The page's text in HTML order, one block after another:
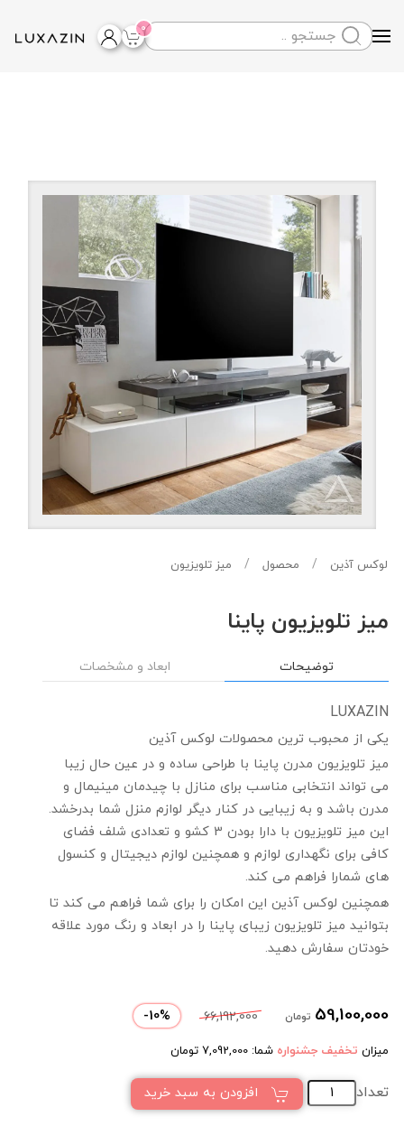
Skip to main content
0
لوکس آذین محصول میز تلویزیون
میز تلویزیون پاینا
توضیحات ابعاد و مشخصات
LUXAZIN
یکی از محبوب ترین محصولات لوکس آذین
میز تلویزیون مدرن پاینا با طراحی ساده و در عین حال زیبا
می تواند انتخابی مناسب برای منازل با چیدمان مینیمال و
مدرن باشد و به زیبایی در کنار دیگر لوازم منزل شما بدرخشد.
این میز تلویزیون با دارا بودن 3 کشو و تعدادی شلف فضای
کافی برای نگهداری لوازم و همچنین لوازم دیجیتال و کنسول
های شمارا فراهم می کند.
همچنین لوکس آذین این امکان را برای شما فراهم می کند تا
بتوانید میز تلویزیون زیبای پاینا را در ابعاد و رنگ مورد علاقه
خودتان سفارش دهید.
59,100,000 تومان 66,192,000
10%
-
میزان تخفیف جشنواره شما: 7,092,000 تومان
تعداد افزودن به سبد خرید